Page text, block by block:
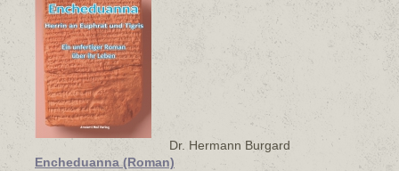
Dr. Hermann Burgard
Encheduanna (Roman)